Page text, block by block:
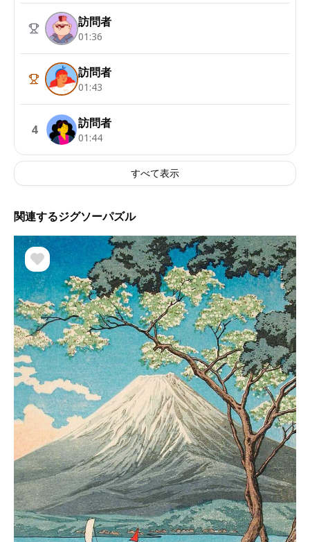
訪問者
01:36
訪問者
01:43
4 訪問者
01:44
すべて表示
関連するジグソーパズル